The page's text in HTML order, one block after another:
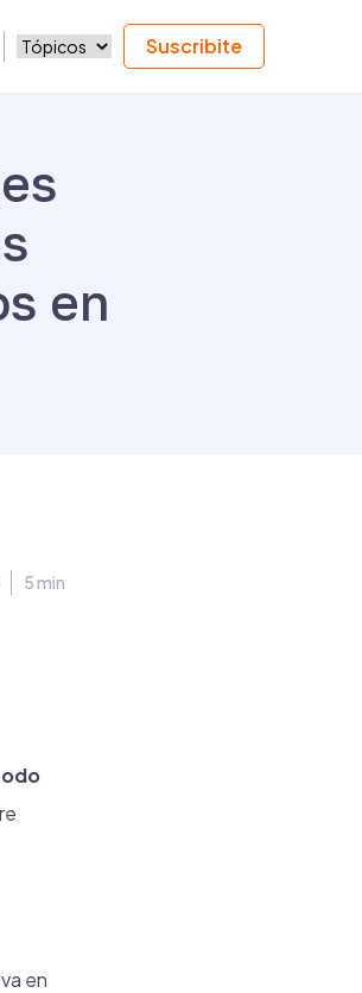
Suscribite
en
5 min
en